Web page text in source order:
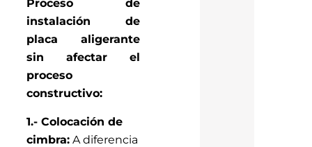
Proceso de
instalación de
placa aligerante
sin afectar el
proceso
constructivo:
1.- Colocación de
cimbra:A diferencia